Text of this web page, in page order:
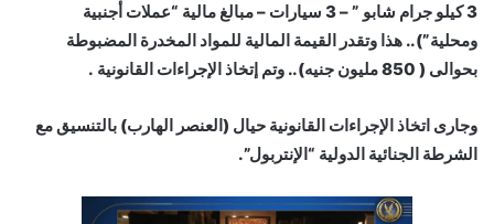
3 كيلو جرام شابو ” – 3 سيارات – مبالغ مالية “عملات أجنبية
ومحلية”).. هذا وتقدر القيمة المالية للمواد المخدرة المضبوطة
بحوالى ( 850 مليون جنيه).. وتم إتخاذ الإجراءات القانونية .
وجارى اتخاذ الإجراءات القانونية حيال (العنصر الهارب) بالتنسيق مع
الشرطة الجنائية الدولية “الإنتربول”.